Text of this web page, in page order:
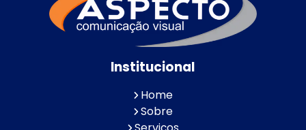
Institucional
Home
Sobre